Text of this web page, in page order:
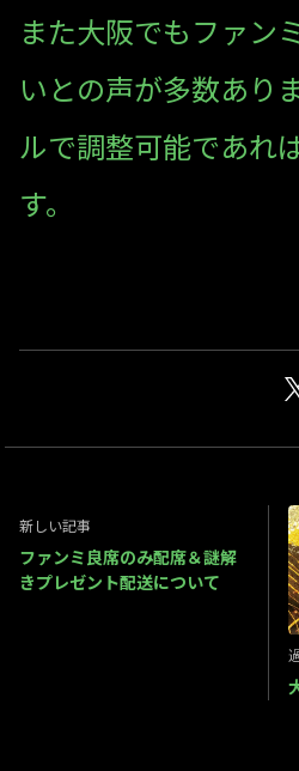
また大阪でもファン
いとの声が多数あり
ルで調整可能であれ
す。
新しい記事
ファンミ良席のみ配席＆謎解
きプレゼント配送について